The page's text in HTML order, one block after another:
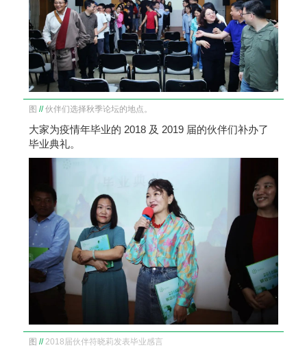
图 // 伙伴们选择秋季论坛的地点。
大家为疫情年毕业的 2018 及 2019 届的伙伴们补办了
毕业典礼。
图 // 2018届伙伴符晓莉发表毕业感言